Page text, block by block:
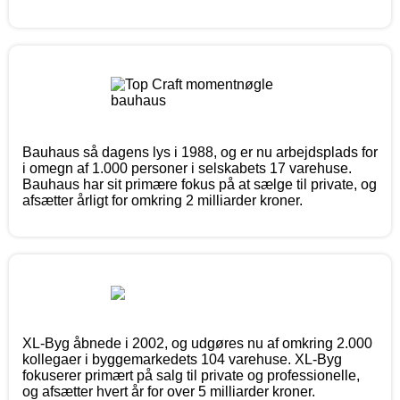
Bauhaus så dagens lys i 1988, og er nu arbejdsplads for
i omegn af 1.000 personer i selskabets 17 varehuse.
Bauhaus har sit primære fokus på at sælge til private, og
afsætter årligt for omkring 2 milliarder kroner.
XL-Byg åbnede i 2002, og udgøres nu af omkring 2.000
kollegaer i byggemarkedets 104 varehuse. XL-Byg
fokuserer primært på salg til private og professionelle,
og afsætter hvert år for over 5 milliarder kroner.